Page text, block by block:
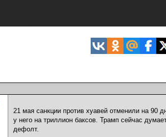
21 мая санкции против хуавей отменили на 90
у него на триллион баксов. Трамп сейчас
дефолт.